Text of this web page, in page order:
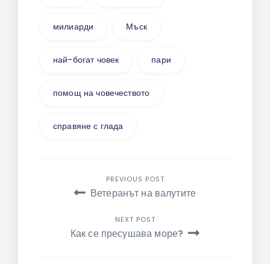
милиарди Мъск
най-богат човек пари
помощ на човечеството
справяне с глада
Навигация
PREVIOUS POST
Ветеранът на валутите
NEXT POST
Как се пресушава море?